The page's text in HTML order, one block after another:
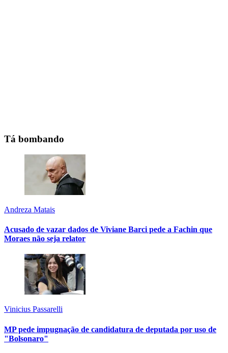
Tá bombando
Andreza Matais
Acusado de vazar dados de Viviane Barci pede a Fachin que
Moraes não seja relator
Vinicius Passarelli
MP pede impugnação de candidatura de deputada por uso de
"Bolsonaro"